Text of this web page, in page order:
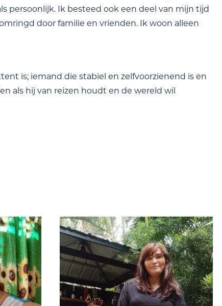
persoonlijk. Ik besteed ook een deel van mijn tijd
door familie en vrienden. Ik woon alleen
is; iemand die stabiel en zelfvoorzienend is en
als hij van reizen houdt en de wereld wil